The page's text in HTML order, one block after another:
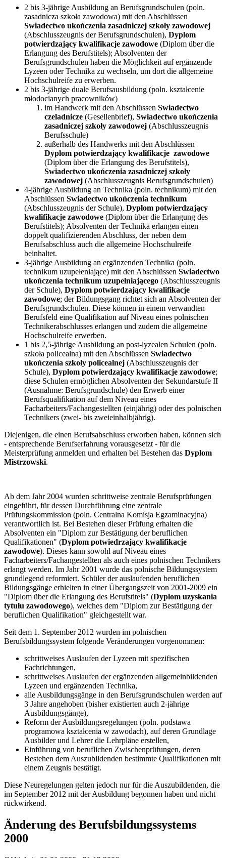
2 bis 3-jährige Ausbildung an Berufsgrundschulen (poln.
zasadnicza szkoła zawodowa) mit den Abschlüssen
Swiadectwo ukończenia zasadniczej szkoły zawodowej
(Abschlusszeugnis der Berufsgrundschulen), Dyplom
potwierdzający kwalifikacje zawodowe (Diplom über die
Erlangung des Berufstitels); Absolventen der
Berufsgrundschulen haben die Möglichkeit auf ergänzende
Lyzeen oder Technika zu wechseln, um dort die allgemeine
Hochschulreife zu erwerben.
2 bis 3-jährige duale Berufsausbildung (poln. kształcenie
młodocianych pracowników)
im Handwerk mit den Abschlüssen Swiadectwo
czeladnicze (Gesellenbrief), Swiadectwo ukończenia
zasadniczej szkoły zawodowej (Abschlusszeugnis
Berufsschule)
außerhalb des Handwerks mit den Abschlüssen
Dyplom potwierdzający kwalifikacje zawodowe
(Diplom über die Erlangung des Berufstitels),
Swiadectwo ukończenia zasadniczej szkoły
zawodowej (Abschlusszeugnis Berufsgrundschulen)
4-jährige Ausbildung an Technika (poln. technikum) mit den
Abschlüssen Swiadectwo ukończenia technikum
(Abschlusszeugnis der Schule), Dyplom potwierdzający
kwalifikacje zawodowe (Diplom über die Erlangung des
Berufstitels); Absolventen der Technika erlangen einen
doppelt qualifizierenden Abschluss, der neben dem
Berufsabschluss auch die allgemeine Hochschulreife
beinhaltet.
3-jährige Ausbildung an ergänzenden Technika (poln.
technikum uzupełeniające) mit den Abschlüssen Swiadectwo
ukończenia technikum uzupełniającego (Abschlusszeugnis
der Schule), Dyplom potwierdzający kwalifikacje
zawodowe; der Bildungsgang richtet sich an Absolventen der
Berufsgrundschulen. Diese können in einem verwandten
Berufsfeld eine Qualifikation auf Niveau eines polnischen
Technikerabschlusses erlangen und zudem die allgemeine
Hochschulreife erwerben.
1 bis 2,5-jährige Ausbildung an post-lyzealen Schulen (poln.
szkoła policealna) mit den Abschlüssen Swiadectwo
ukończenia szkoły policealnej (Abschlusszeugnis der
Schule), Dyplom potwierdzający kwalifikacje zawodowe;
diese Schulen ermöglichen Absolventen der Sekundarstufe II
(Ausnahme: Berufsgrundschule) den Erwerb einer
Berufsqualifikation auf dem Niveau eines
Facharbeiters/Fachangestellten (einjährig) oder des polnischen
Technikers (zwei- bis zweieinhalbjährig).
Diejenigen, die einen Berufsabschluss erworben haben, können sich
- entsprechende Berufserfahrung vorausgesetzt - für die
Meisterprüfung anmelden und erhalten bei Bestehen das Dyplom
Mistrzowski.
Ab dem Jahr 2004 wurden schrittweise zentrale Berufsprüfungen
eingeführt, für dessen Durchführung eine zentrale
Prüfungskommission (poln. Centralna Komisja Egzaminacyjna)
verantwortlich ist. Bei Bestehen dieser Prüfung erhalten die
Absolventen ein "Diplom zur Bestätigung der beruflichen
Qualifikationen" (Dyplom potwiedrzający kwalifikacje
zawodowe). Dieses kann sowohl auf Niveau eines
Facharbeiters/Fachangestellten als auch eines polnischen Technikers
erlangt werden. Im Jahr 2001 wurde das polnische Bildungssystem
grundlegend reformiert. Schüler der auslaufenden beruflichen
Bildungsgänge erhielten in einer Übergangszeit von 2001-2009 ein
"Diplom über die Erlangung des Berufstitels" (Dyplom uzyskania
tytułu zawodowego), welches dem "Diplom zur Bestätigung der
beruflichen Qualifikation" gleichgestellt war.
Seit dem 1. September 2012 wurden im polnischen
Berufsbildungssystem folgende Veränderungen vorgenommen:
schrittweises Auslaufen der Lyzeen mit spezifischen
Fachrichtungen,
schrittweises Auslaufen der ergänzenden allgemeinbildenden
Lyzeen und ergänzenden Technika,
alle Ausbildungsgänge in den Berufsgrundschulen werden auf
3 Jahre angehoben (bisher existierten auch 2-jährige
Ausbildungsgänge),
Reform der Ausbildungsregelungen (poln. podstawa
programowa kształcenia w zawodach), auf deren Grundlage
Ausbilder und Lehrer die Lehrpläne erstellen,
Einführung von beruflichen Zwischenprüfungen, deren
Bestehen dem Auszubildenden bestimmte Qualifikationen mit
einem Zeugnis bestätigt.
Diese Neuregelungen gelten jedoch nur für die Auszubildenden, die
im September 2012 mit der Ausbildung begonnen haben und nicht
rückwirkend.
Änderung des Berufsbildungssystems
2000